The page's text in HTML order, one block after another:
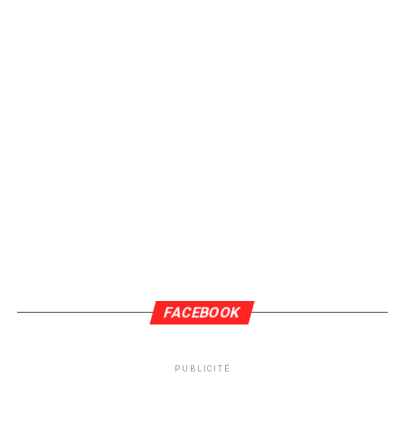
FACEBOOK
PUBLICITÉ